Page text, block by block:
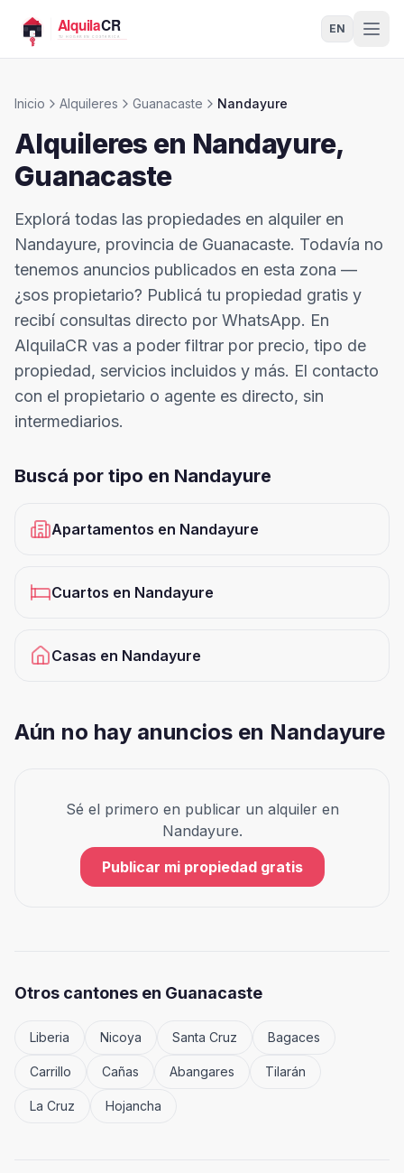
EN
Inicio Alquileres Guanacaste Nandayure
Alquileres en Nandayure,
Guanacaste
Explorá todas las propiedades en alquiler en
Nandayure, provincia de Guanacaste. Todavía no
tenemos anuncios publicados en esta zona —
¿sos propietario? Publicá tu propiedad gratis y
recibí consultas directo por WhatsApp. En
AlquilaCR vas a poder filtrar por precio, tipo de
propiedad, servicios incluidos y más. El contacto
con el propietario o agente es directo, sin
intermediarios.
Buscá por tipo en Nandayure
Apartamentos en Nandayure
Cuartos en Nandayure
Casas en Nandayure
Aún no hay anuncios en Nandayure
Sé el primero en publicar un alquiler en
Nandayure.
Publicar mi propiedad gratis
Otros cantones en Guanacaste
Liberia Nicoya Santa Cruz Bagaces
Carrillo Cañas Abangares Tilarán
La Cruz Hojancha